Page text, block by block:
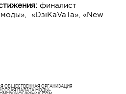
финалист
«DзiKaVaTa», «New
ОБЩЕСТВЕННАЯ ОРГАНИЗАЦИЯ
ПАЛАТА МОДЫ»